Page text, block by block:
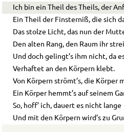
Ich bin ein Theil des Theils, der
Ein Theil der Finsterniß, die sich
Das stolze Licht, das nun der
Den alten Rang, den Raum ihr
Und doch gelingt’s ihm nicht, da
Verhaftet an den Körpern klebt.
Von Körpern strömt’s, die Körper
Ein Körper hemmt’s auf seinem
So, hoff’ ich, dauert es nicht lange
Und mit den Körpern wird’s zu